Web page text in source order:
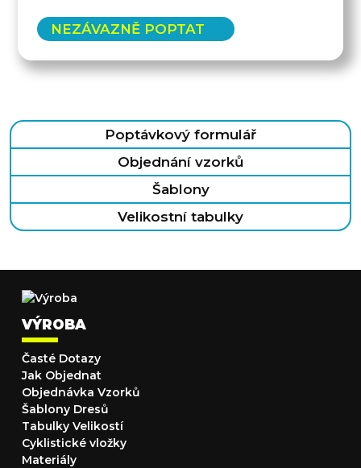
NEZÁVAZNĚ POPTAT
Poptávkový formulář
Objednání vzorků
Šablony
Velikostní tabulky
VÝROBA
Časté Dotazy
Jak Objednat
Objednávka Vzorků
Šablony Dresů
Tabulky Velikostí
Cyklistické vložky
Materiály